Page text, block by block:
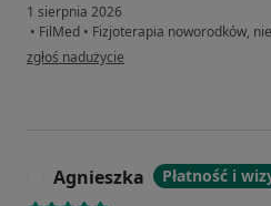
1 sierpnia 2026
• FilMed • Fizjoterapia noworodków,
w opinii użytkownika Sylwia
zgłoś nadużycie
Agnieszka Płatność i